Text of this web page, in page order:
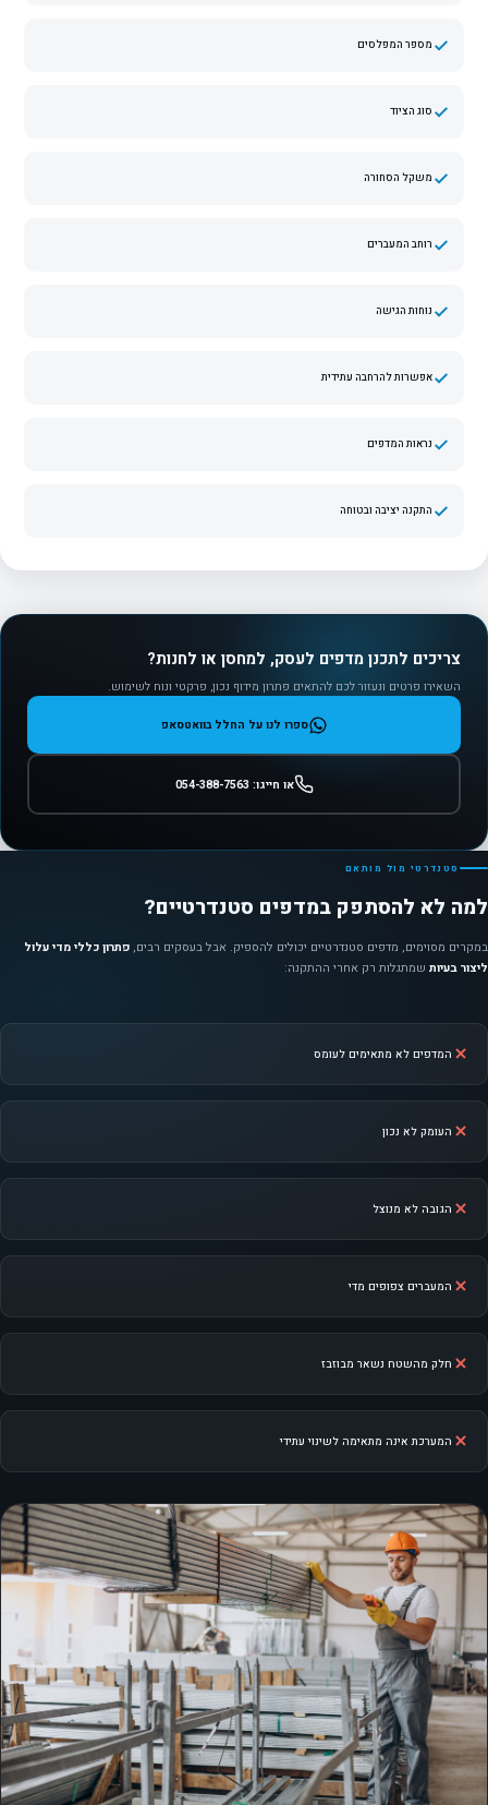
מספר המפלסים
סוג הציוד
משקל הסחורה
רוחב המעברים
נוחות הגישה
אפשרות להרחבה עתידית
נראות המדפים
התקנה יציבה ובטוחה
צריכים לתכנן מדפים לעסק, למחסן או לחנות?
השאירו פרטים ונעזור לכם להתאים פתרון מידוף נכון, פרקטי ונוח לשימוש.
ספרו לנו על החלל בוואטסאפ
או חייגו: 054-388-7563
סטנדרטי מול מותאם
למה לא להסתפק במדפים סטנדרטיים?
במקרים מסוימים, מדפים סטנדרטיים יכולים להספיק. אבל בעסקים רבים, פתרון כללי מדי עלול
ליצור בעיות שמתגלות רק אחרי ההתקנה:
המדפים לא מתאימים לעומס
העומק לא נכון
הגובה לא מנוצל
המעברים צפופים מדי
חלק מהשטח נשאר מבוזבז
המערכת אינה מתאימה לשינוי עתידי